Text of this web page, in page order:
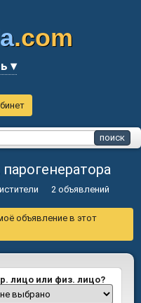
.com
▾
2 объявлений
объявление в этот
лицо или физ. лицо?